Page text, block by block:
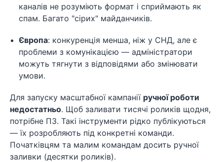
каналів не розуміють формат і сприймають як
спам. Багато "сірих" майданчиків.
Європа: конкуренція менша, ніж у СНД, але є
проблеми з комунікацією — адміністратори
можуть тягнути з відповідями або змінювати
умови.
Для запуску масштабної кампанії ручної роботи
недостатньо. Щоб заливати тисячі роликів щодня,
потрібне ПЗ. Такі інструменти рідко публікуються
— їх розробляють під конкретні команди.
Початківцям та малим командам досить ручної
заливки (десятки роликів).